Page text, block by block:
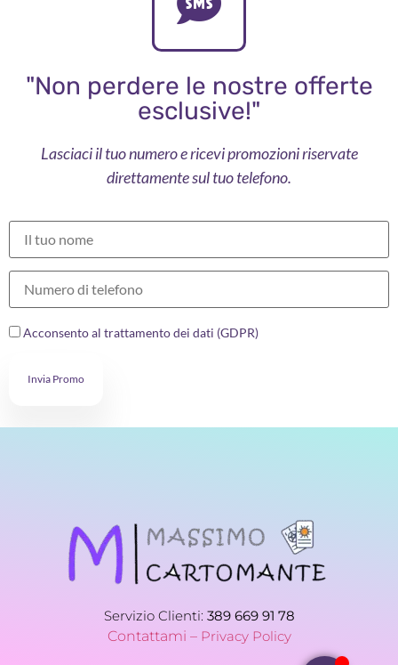
"Non perdere le nostre offerte
esclusive!"
Lasciaci il tuo numero e ricevi promozioni riservate
direttamente sul tuo telefono.
Acconsento al trattamento dei dati (GDPR)
Invia Promo
Servizio Clienti: 389 669 91 78
Contattami – Privacy Policy